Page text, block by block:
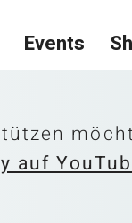
Events
auf